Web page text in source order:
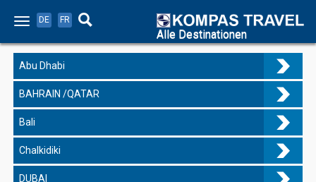
DE FR
Alle Destinationen
Abu Dhabi
BAHRAIN /QATAR
Bali
Chalkidiki
DUBAI